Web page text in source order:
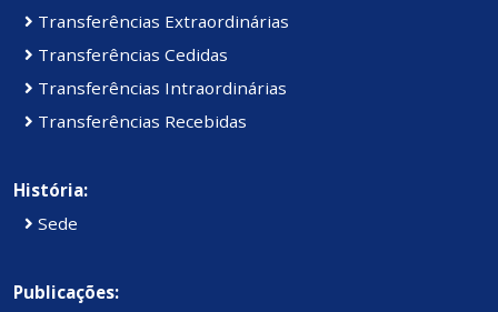
Transferências Extraordinárias
Transferências Cedidas
Transferências Intraordinárias
Transferências Recebidas
História:
Sede
Publicações: